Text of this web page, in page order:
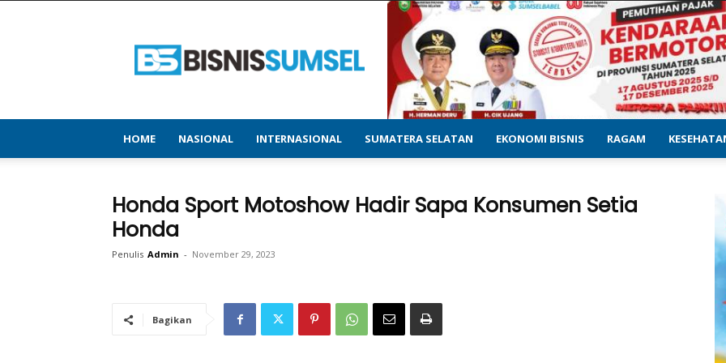
–
Menyajikan
&
Terupdate
HOME NASIONAL INTERNASIONAL SUMATERA SELATAN EKONOMI BISNIS RAGAM
Honda Sport Motoshow Hadir Sapa Konsumen Setia
Honda
Penulis Admin - November 29, 2023
Bagikan